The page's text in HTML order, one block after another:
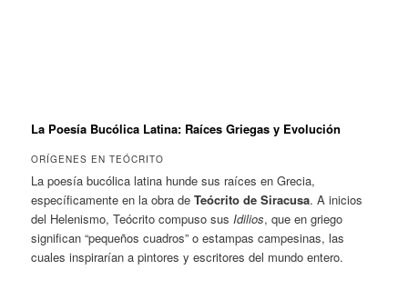
La Poesía Bucólica Latina: Raíces Griegas y Evolución
ORÍGENES EN TEÓCRITO
La poesía bucólica latina hunde sus raíces en Grecia,
específicamente en la obra deTeócrito de Siracusa. A inicios
del Helenismo, Teócrito compuso susIdilios, que en griego
significan “pequeños cuadros” o estampas campesinas, las
cuales inspirarían a pintores y escritores del mundo entero.